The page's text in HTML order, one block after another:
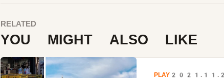
RELATED
YOU MIGHT ALSO LIKE
PLAY